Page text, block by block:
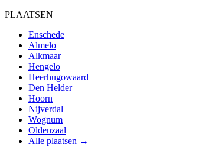
PLAATSEN
Enschede
Almelo
Alkmaar
Hengelo
Heerhugowaard
Den Helder
Hoorn
Nijverdal
Wognum
Oldenzaal
Alle plaatsen →